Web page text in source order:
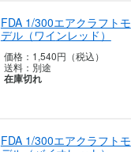
FDA 1/300エアクラフトモ
デル（ワイ ンレッド）
価格： 1,540円（税込）
送料： 別途
在庫切れ
FDA 1/300エアクラフトモ